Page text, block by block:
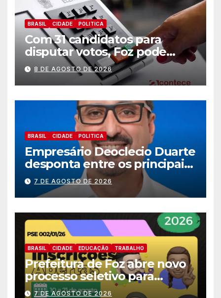
BRASIL CIDADE POLITICA
Com 31 candidatos para
disputar votos, Foz pode
perder representatividade
8 DE AGOSTO DE 2026
BRASIL CIDADE POLITICA
Empresário Deoclecio Duarte
desponta entre os principais
nomes do União Brasil para
deputado estadual
7 DE AGOSTO DE 2026
BRASIL CIDADE EDUCAÇÃ0 TRABALHO
Prefeitura de Foz abre novo
processo seletivo para
estagiários
7 DE AGOSTO DE 2026